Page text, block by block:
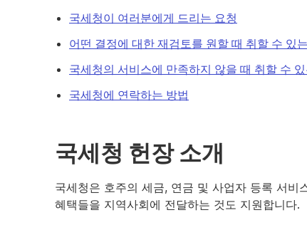
국세청이 여러분에게 드리는 요청
어떤 결정에 대한 재검토를 원할 때 취할 수 있
국세청의 서비스에 만족하지 않을 때 취할 수
국세청에 연락하는 방법
국세청 헌장 소개
국세청은 호주의 세금, 연금 및 사업자 등록 서비
혜택들을 지역사회에 전달하는 것도 지원합니다.